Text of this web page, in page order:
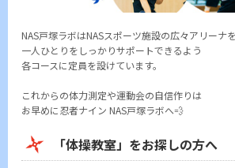
NAS戸塚ラボはNASスポーツ施設の広々アリーナ
一人ひとりをしっかりサポートできるよう
各コースに定員を設けています。
これからの体力測定や運動会の自信作りは
お早めに忍者ナイン NAS戸塚ラボへ💨
「体操教室」をお探しの方へ